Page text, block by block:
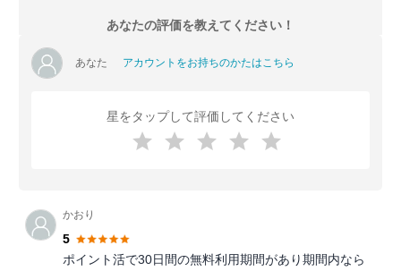
あなたの評価を教えてください！
あなた アカウントをお持ちのかたはこちら
星をタップして評価してください
かおり
5
ポイント活で30日間の無料利用期間があり期間内なら